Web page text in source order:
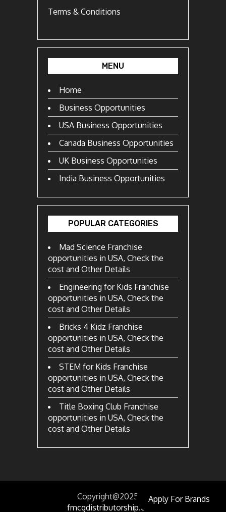
Terms & Conditions
MENU
Home
Business Opportunities
USA Business Opportunities
Canada Business Opportunities
UK Business Opportunities
India Business Opportunities
POPULAR CATEGORIES
Mad Science Franchise
opportunities in USA, Check the
cost and Other Details
Engineering for Kids Franchise
opportunities in USA, Check the
cost and Other Details
Bricks 4 Kidz Franchise
opportunities in USA, Check the
cost and Other Details
STEM for Kids Franchise
opportunities in USA, Check the
cost and Other Details
Title Boxing Club Franchise
opportunities in USA, Check the
cost and Other Details
Copyright@2025
fmcgdistributorship.com.
Apply For Brands